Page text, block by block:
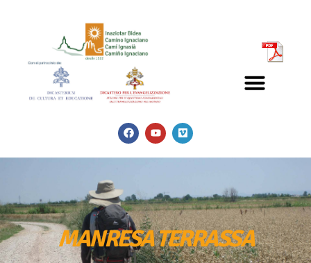
MANRESA TERRASSA